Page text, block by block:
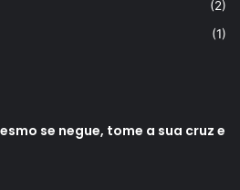
(2)
(1)
se negue, tome a sua cruz e